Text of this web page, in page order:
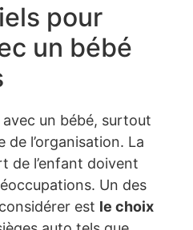
pour
un bébé
un bébé, surtout
de l’organisation. La
de l’enfant doivent
Un des
est le choix